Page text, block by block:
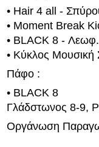
• Hair 4 all -
• Moment Break
• BLACK 8 -
• Κύκλος
Πάφο :
• BLACK 8
Γλάδστωνος 8-9,
Οργάνωση